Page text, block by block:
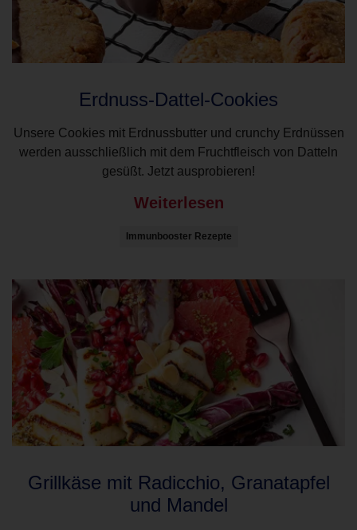
Erdnuss-Dattel-Cookies
Unsere Cookies mit Erdnussbutter und crunchy Erdnüssen
werden ausschließlich mit dem Fruchtfleisch von Datteln
gesüßt. Jetzt ausprobieren!
Weiterlesen
Immunbooster Rezepte
Grillkäse mit Radicchio, Granatapfel
und Mandel